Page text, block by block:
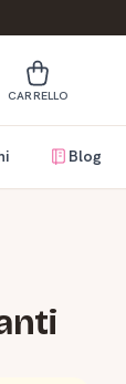
CARRELLO
Blog